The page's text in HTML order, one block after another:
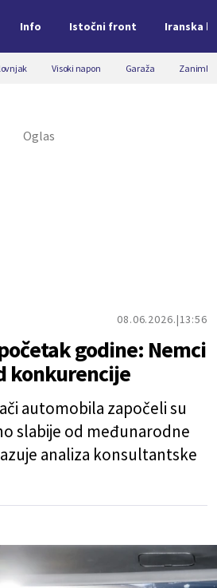
Info Istočni front Iranska
Visoki napon Garaža
08.06.2026. 13:56
godine: Nemci
konkurencije
automobila započeli su
slabije od međunarodne
analiza konsultantske